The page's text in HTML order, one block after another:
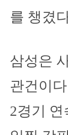
를 챙겼
삼성은
관건이
2경기